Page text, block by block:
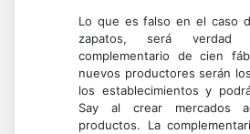
Lo que es falso en el caso
zapatos, será
complementario de cien
nuevos productores serán
los establecimientos y
Say al crear mercados
productos. La